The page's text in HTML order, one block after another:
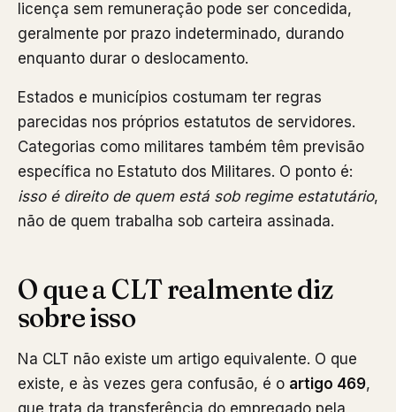
licença sem remuneração pode ser concedida,
geralmente por prazo indeterminado, durando
enquanto durar o deslocamento.
Estados e municípios costumam ter regras
parecidas nos próprios estatutos de servidores.
Categorias como militares também têm previsão
específica no Estatuto dos Militares. O ponto é:
isso é direito de quem está sob regime estatutário,
não de quem trabalha sob carteira assinada.
O que a CLT realmente diz
sobre isso
Na CLT não existe um artigo equivalente. O que
existe, e às vezes gera confusão, é o artigo 469,
que trata da transferência do empregado pela